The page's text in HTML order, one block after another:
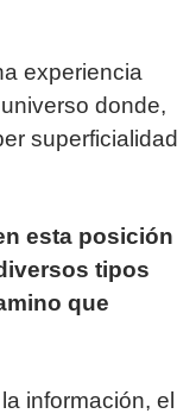
experiencia
donde,
superficialidad
esta posición
tipos
que
información, el